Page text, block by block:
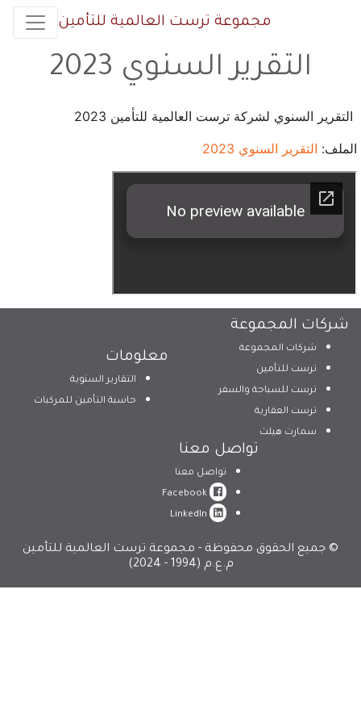
مجموعة ترست العالمية للتأمين
التقرير السنوي 2023
التقرير السنوي لشركة ترست العالمية للتأمين 2023
الملف: التقرير السنوي 2023
شركات المجموعة
شركات المجموعة
ترست للتأمين
ترست للسياحة والسفر
ترست العقارية
سمارت هيلث
معلومات
التقارير السنوية
حاسبة التأمين للمركبات
تواصل معنا
تواصل معنا
© جميع الحقوق محفوظة - مجموعة ترست العالمية للتأمين
م.ع.م (1994 - 2024)